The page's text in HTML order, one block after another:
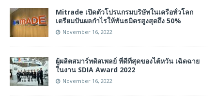
Mitrade เปิดตัวโปรแกรมบริษัทในเครือทั่วโลก
เตรียมปันผลกำไรให้พันธมิตรสูงสุดถึง 50%
November 16, 2022
ผู้ผลิตสมาร์ทดิสเพลย์ ที่ดีที่สุดของไต้หวัน เฉิดฉาย
ในงาน SDIA Award 2022
November 16, 2022